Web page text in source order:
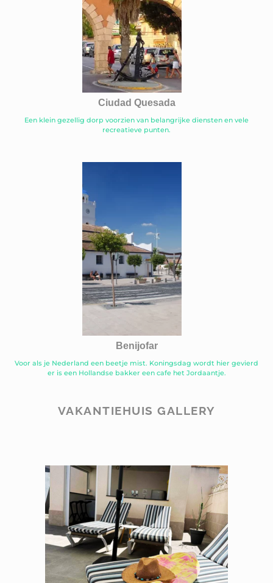
Ciudad Quesada
Een klein gezellig dorp voorzien van belangrijke diensten en vele
recreatieve punten.
Benijofar
Voor als je Nederland een beetje mist. Koningsdag wordt hier gevierd
er is een Hollandse bakker een cafe het Jordaantje.
VAKANTIEHUIS GALLERY